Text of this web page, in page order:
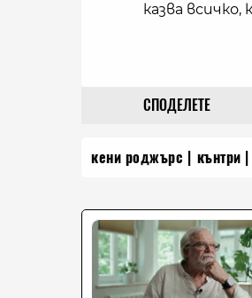
казва
СПОДЕЛЕТЕ
кени роджърс кънтри